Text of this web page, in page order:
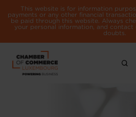
This website is for information
payments or any other financial
be paid through this website. Always
your personal information, and contact
doubts.